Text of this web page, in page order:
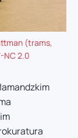
(trams,
NC 2.0